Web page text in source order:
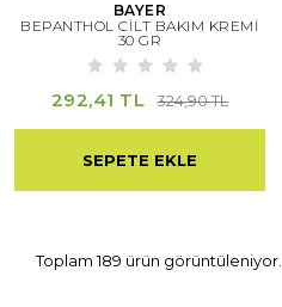
BAYER
BEPANTHOL CİLT BAKIM KREMİ
30 GR
292,41 TL 324,90 TL
SEPETE EKLE
Toplam 189 ürün görüntüleniyor.